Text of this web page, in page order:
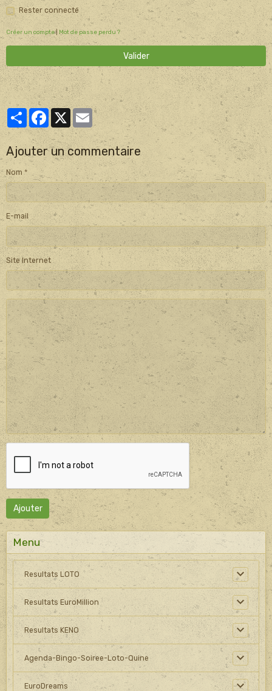
Rester connecté
Créer un compte| Mot de passe perdu ?
Valider
PartagerFacebook Email
Ajouter un commentaire
Nom
E-mail
Site Internet
Ajouter
Menu
Resultats LOTO
Resultats EuroMillion
Resultats KENO
Agenda-Bingo-Soiree-Loto-Quine
EuroDreams